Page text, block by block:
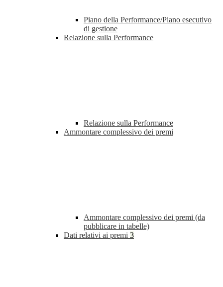
Piano della Performance/Piano esecutivo
di gestione
Relazione sulla Performance
Relazione sulla Performance
Ammontare complessivo dei premi
Ammontare complessivo dei premi (da
pubblicare in tabelle)
Dati relativi ai premi 3